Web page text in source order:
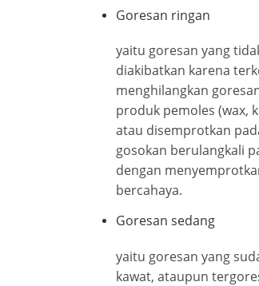
Goresan ringan
yaitu goresan yang
diakibatkan karena
menghilangkan
produk pemoles (wax,
atau disemprotkan
gosokan berulangkali
dengan
bercahaya.
Goresan sedang
yaitu goresan yang
kawat, ataupun